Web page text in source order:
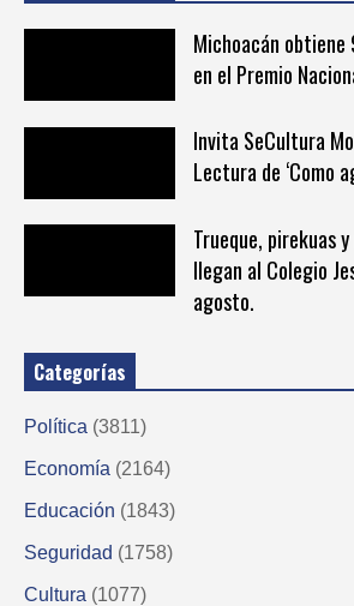
Michoacán
en el Premio
Invita SeCultura
Lectura de ‘Como
Trueque, pirekuas
llegan al Colegio
agosto.
Categorías
Política (3811)
Economía (2164)
Educación (1843)
Seguridad (1758)
Cultura (1077)